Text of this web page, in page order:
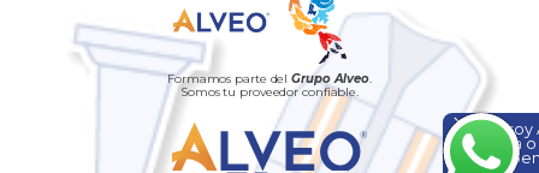
Formamos parte delGrupo Alveo.
Somos tu proveedor confiable.
Hola, soy
ayuda